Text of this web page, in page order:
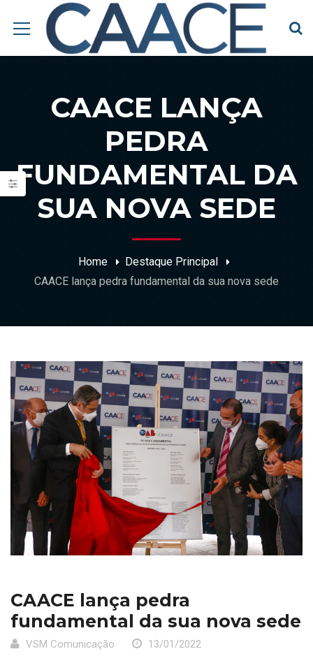
CAACE LANÇA
PEDRA
FUNDAMENTAL DA
SUA NOVA SEDE
Home
Destaque Principal
CAACE lança pedra fundamental da sua nova sede
CAACE lança pedra
fundamental da sua nova sede
VSM Comunicação
13/01/2022